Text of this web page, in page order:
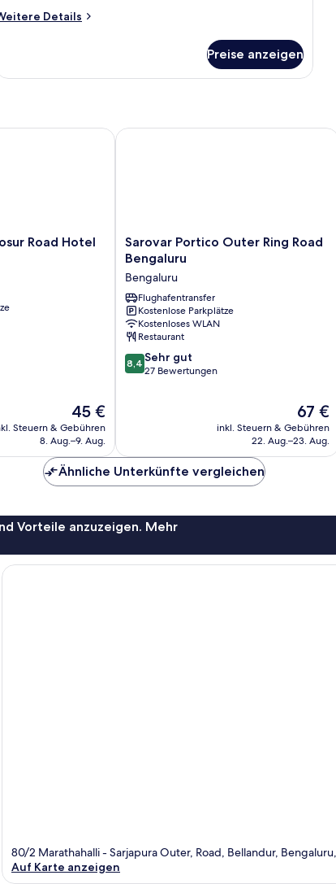
Details
Preise anzeigen
Road Hotel
Der
Preis
beträgt
45 €
Steuern & Gebühren
8. Aug.–9. Aug.
Road Hotel
Sarovar
Portico
Outer
Ring
Road
Bengaluru
Bengaluru
Sarovar Portico Outer Ring Road
Bengaluru
Bengaluru
Flughafentransfer
Kostenlose Parkplätze
Kostenloses WLAN
Restaurant
8.4
von
8,4 Sehr gut
27 Bewertungen
Der
Preis
beträgt
67 €
inkl. Steuern & Gebühren
22. Aug.–23. Aug.
Sarovar Portico Outer Ring Road
Ähnliche Unterkünfte vergleichen
Vorteile anzuzeigen. Mehr
80/2 Marathahalli - Sarjapura Outer, Road, Bellandur,
Auf Karte anzeigen